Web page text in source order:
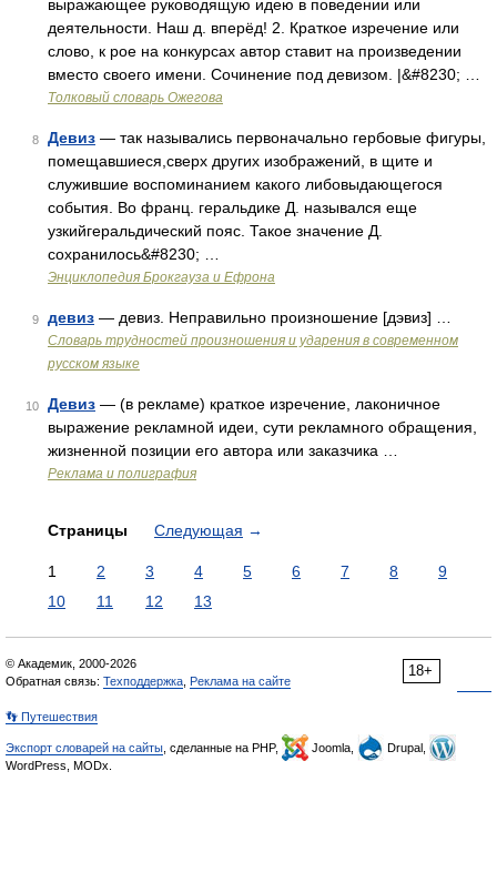
выражающее руководящую идею в поведении или
деятельности. Наш д. вперёд! 2. Краткое изречение или
слово, к рое на конкурсах автор ставит на произведении
вместо своего имени. Сочинение под девизом. |&#8230; …
Толковый словарь Ожегова
8 Девиз — так назывались первоначально гербовые фигуры,
помещавшиеся,сверх других изображений, в щите и
служившие воспоминанием какого либовыдающегося
события. Во франц. геральдике Д. назывался еще
узкийгеральдический пояс. Такое значение Д.
сохранилось&#8230; …
Энциклопедия Брокгауза и Ефрона
9 девиз — девиз. Неправильно произношение [дэвиз] …
Словарь трудностей произношения и ударения в современном
русском языке
10 Девиз — (в рекламе) краткое изречение, лаконичное
выражение рекламной идеи, сути рекламного обращения,
жизненной позиции его автора или заказчика …
Реклама и полиграфия
Страницы Следующая →
1 2 3 4 5 6 7 8
9
10
11 12 13
18+
© Академик, 2000-2026
Обратная связь: Техподдержка Реклама на сайте
👣 Путешествия
Экспорт словарей на сайты , сделанные на PHP, Joomla,
Drupal,
WordPress, MODx.